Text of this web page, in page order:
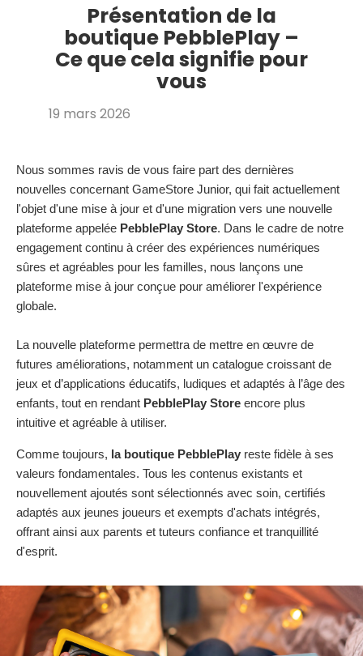
Présentation de la
boutique PebblePlay –
Ce que cela signifie pour
vous
19 mars 2026
Nous sommes ravis de vous faire part des dernières
nouvelles concernant GameStore Junior, qui fait actuellement
l'objet d'une mise à jour et d'une migration vers une nouvelle
plateforme appelée PebblePlay Store. Dans le cadre de notre
engagement continu à créer des expériences numériques
sûres et agréables pour les familles, nous lançons une
plateforme mise à jour conçue pour améliorer l'expérience
globale.
La nouvelle plateforme permettra de mettre en œuvre de
futures améliorations, notamment un catalogue croissant de
jeux et d’applications éducatifs, ludiques et adaptés à l’âge des
enfants, tout en rendant PebblePlay Store encore plus
intuitive et agréable à utiliser.
Comme toujours, la boutique PebblePlay reste fidèle à ses
valeurs fondamentales. Tous les contenus existants et
nouvellement ajoutés sont sélectionnés avec soin, certifiés
adaptés aux jeunes joueurs et exempts d'achats intégrés,
offrant ainsi aux parents et tuteurs confiance et tranquillité
d'esprit.